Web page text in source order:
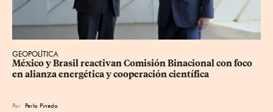
GEOPOLÍTICA
México y Brasil reactivan Comisión Binacional con foco
en alianza energética y cooperación científica
Por Perla Pineda